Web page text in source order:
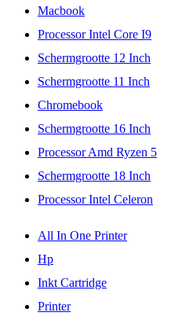
Macbook
Processor Intel Core I9
Schermgrootte 12 Inch
Schermgrootte 11 Inch
Chromebook
Schermgrootte 16 Inch
Processor Amd Ryzen 5
Schermgrootte 18 Inch
Processor Intel Celeron
All In One Printer
Hp
Inkt Cartridge
Printer